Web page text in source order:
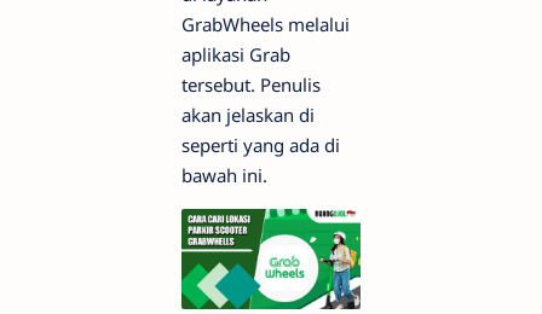
GrabWheels melalui
aplikasi Grab
tersebut. Penulis
akan jelaskan di
seperti yang ada di
bawah ini.